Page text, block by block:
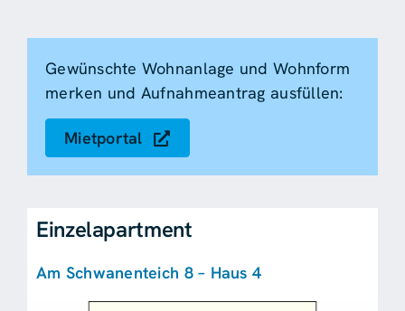
Gewünschte Wohnanlage und Wohnform
merken und Aufnahmeantrag ausfüllen:
Mietportal
Einzelapartment
Am Schwanenteich 8 – Haus 4